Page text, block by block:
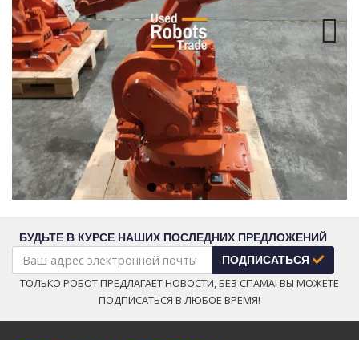
Next
БУДЬТЕ В КУРСЕ НАШИХ ПОСЛЕДНИХ ПРЕДЛОЖЕНИЙ
ПОДПИСАТЬСЯ
ТОЛЬКО РОБОТ ПРЕДЛАГАЕТ НОВОСТИ, БЕЗ СПАМА! ВЫ МОЖЕТЕ
ПОДПИСАТЬСЯ В ЛЮБОЕ ВРЕМЯ!